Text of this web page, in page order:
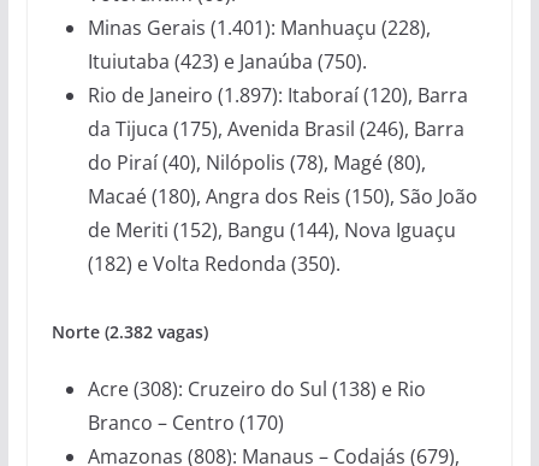
Minas Gerais (1.401): Manhuaçu (228),
Ituiutaba (423) e Janaúba (750).
Rio de Janeiro (1.897): Itaboraí (120), Barra
da Tijuca (175), Avenida Brasil (246), Barra
do Piraí (40), Nilópolis (78), Magé (80),
Macaé (180), Angra dos Reis (150), São João
de Meriti (152), Bangu (144), Nova Iguaçu
(182) e Volta Redonda (350).
Norte (2.382 vagas)
Acre (308): Cruzeiro do Sul (138) e Rio
Branco – Centro (170)
Amazonas (808): Manaus – Codajás (679),